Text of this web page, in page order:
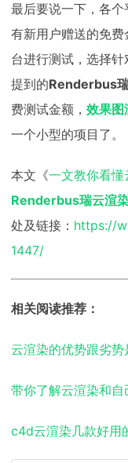
最后要说一下，各
有新用户赠送的免
台进行测试，选择
提到的Renderbus
费测试金额， 效果图
一个小型的项目了。
本文《一文教你看
Renderbus瑞云渲
处及链接： https://
1447/
相关阅读推荐：
云渲染的优势跟劣势
带你了解云渲染和
c4d云渲染几款好用